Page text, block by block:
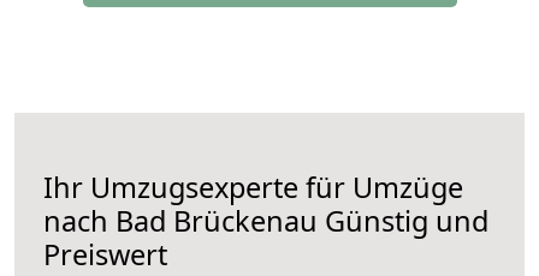
Ihr Umzugsexperte für Umzüge
nach Bad Brückenau Günstig und
Preiswert